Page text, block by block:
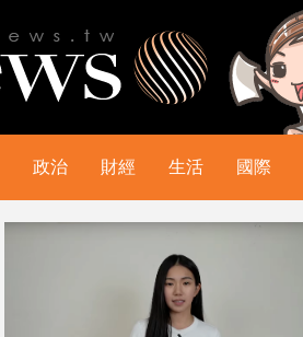
政治 財經 生活 國際